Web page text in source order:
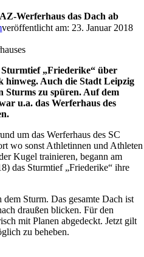
Werferhaus das Dach ab
veröffentlicht am: 23. Januar 2018
„Friederike“ über
hinweg. Auch die Stadt Leipzig
Sturms zu spüren. Auf dem
u.a. das Werferhaus des
um das Werferhaus des SC
wo sonst Athletinnen und Athleten
Kugel trainieren, begann am
das Sturmtief „Friederike“ ihre
Sturm. Das gesamte Dach ist
draußen blicken. Für den
mit Planen abgedeckt. Jetzt gilt
zu beheben.